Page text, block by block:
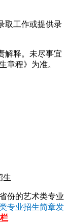
取工作或提供录
解释。未尽事宜
章程》为准。
生
份的艺术类专业
专业招生简章发